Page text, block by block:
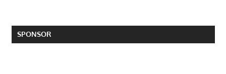
SPONSOR